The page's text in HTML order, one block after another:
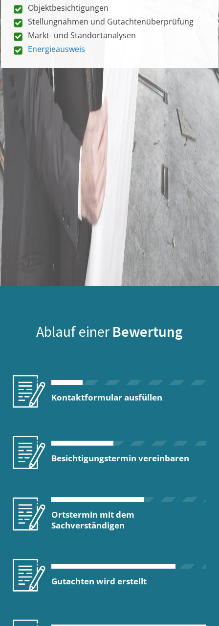
Objektbesichtigungen
Stellungnahmen und Gutachtenüberprüfung
Markt- und Standortanalysen
Energieausweis
Ablauf einer Bewertung
Kontaktformular ausfüllen
Besichtigungstermin vereinbaren
Ortstermin mit dem
Sachverständigen
Gutachten wird erstellt